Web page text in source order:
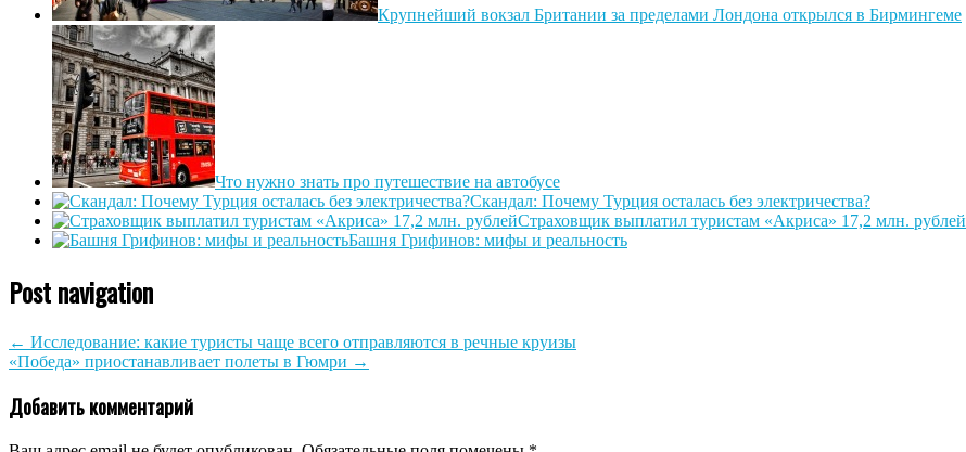
Крупнейший вокзал Британии за пределами Лондона открылся в Бирмингеме
Что нужно знать про путешествие на автобусе
Скандал: Почему Турция осталась без электричества?
Страховщик выплатил туристам «Акриса» 17,2 млн. рублей
Башня Грифинов: мифы и реальность
Post navigation
← Исследование: какие туристы чаще всего отправляются в речные круизы
«Победа» приостанавливает полеты в Гюмри →
Добавить комментарий